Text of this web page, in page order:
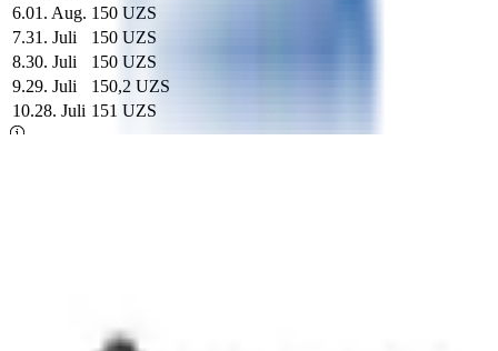
6.01. Aug. 150 UZS
7.31. Juli
150 UZS
8.30. Juli
150 UZS
9.29. Juli
150,2 UZS
10.28. Juli 151 UZS
Russischer Rubel